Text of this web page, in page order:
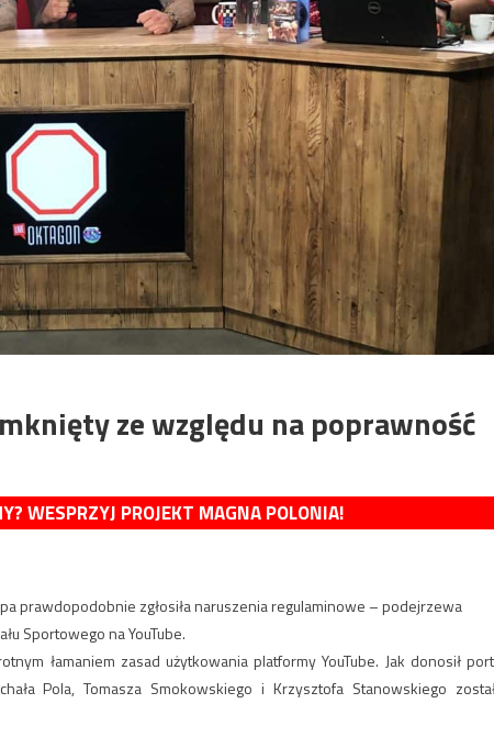
ze względu na poprawność
WESPRZYJ PROJEKT MAGNA POLONIA!
prawdopodobnie zgłosiła naruszenia regulaminowe – podejrzewa
Sportowego na YouTube.
łamaniem zasad użytkowania platformy YouTube. Jak donosił
Pola, Tomasza Smokowskiego i Krzysztofa Stanowskiego